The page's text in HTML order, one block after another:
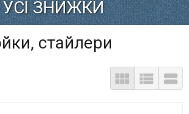
стайлери
  